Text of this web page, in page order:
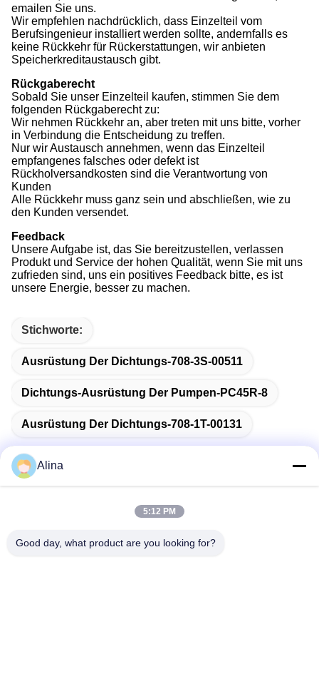
emailen Sie uns.
Wir empfehlen nachdrücklich, dass Einzelteil vom
Berufsingenieur installiert werden sollte, andernfalls es
keine Rückkehr für Rückerstattungen, wir anbieten
Speicherkreditaustausch gibt.
Rückgaberecht
Sobald Sie unser Einzelteil kaufen, stimmen Sie dem
folgenden Rückgaberecht zu:
Wir nehmen Rückkehr an, aber treten mit uns bitte, vorher
in Verbindung die Entscheidung zu treffen.
Nur wir Austausch annehmen, wenn das Einzelteil
empfangenes falsches oder defekt ist
Rückholversandkosten sind die Verantwortung von
Kunden
Alle Rückkehr muss ganz sein und abschließen, wie zu
den Kunden versendet.
Feedback
Unsere Aufgabe ist, das Sie bereitzustellen, verlassen
Produkt und Service der hohen Qualität, wenn Sie mit uns
zufrieden sind, uns ein positives Feedback bitte, es ist
unsere Energie, besser zu machen.
Stichworte:
Ausrüstung Der Dichtungs-708-3S-00511
Dichtungs-Ausrüstung Der Pumpen-PC45R-8
Ausrüstung Der Dichtungs-708-1T-00131
Schnelle Kontaktaufnahme
Anschrift
Alina
5:12 PM
Good day, what product are you looking for?